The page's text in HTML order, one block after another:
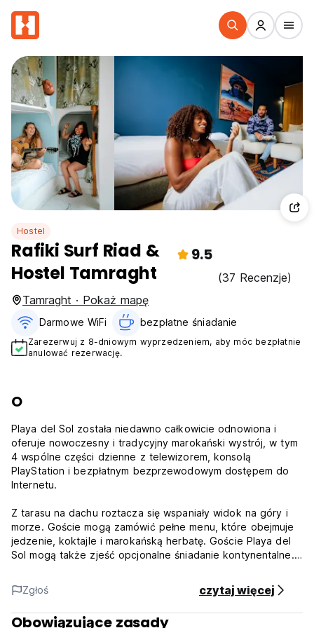
Hostel
Rafiki Surf Riad &
Hostel Tamraght
9.5
(37 Recenzje)
Tamraght · Pokaż mapę
Darmowe WiFi bezpłatne śniadanie‎
Zarezerwuj z 8-dniowym wyprzedzeniem, aby móc bezpłatnie
anulować rezerwację.
O
Playa del Sol została niedawno całkowicie odnowiona i
oferuje nowoczesny i tradycyjny marokański wystrój, w tym
4 wspólne części dzienne z telewizorem, konsolą
PlayStation i bezpłatnym bezprzewodowym dostępem do
Internetu.
Z tarasu na dachu roztacza się wspaniały widok na góry i
morze. Goście mogą zamówić pełne menu, które obejmuje
jedzenie, koktajle i marokańską herbatę. Goście Playa del
Sol mogą także zjeść opcjonalne śniadanie kontynentalne.
Wszystkie pokoje są przestronne i wyposażone w schowek
na rzeczy osobiste. W hostelu każdy pokój wieloosobowy
obejmuje wspólną łazienkę z prysznicem.
Apartamenty jednoosobowe posiadają prywatną łazienkę
Zgłoś czytaj więcej
Obowiązujące zasady